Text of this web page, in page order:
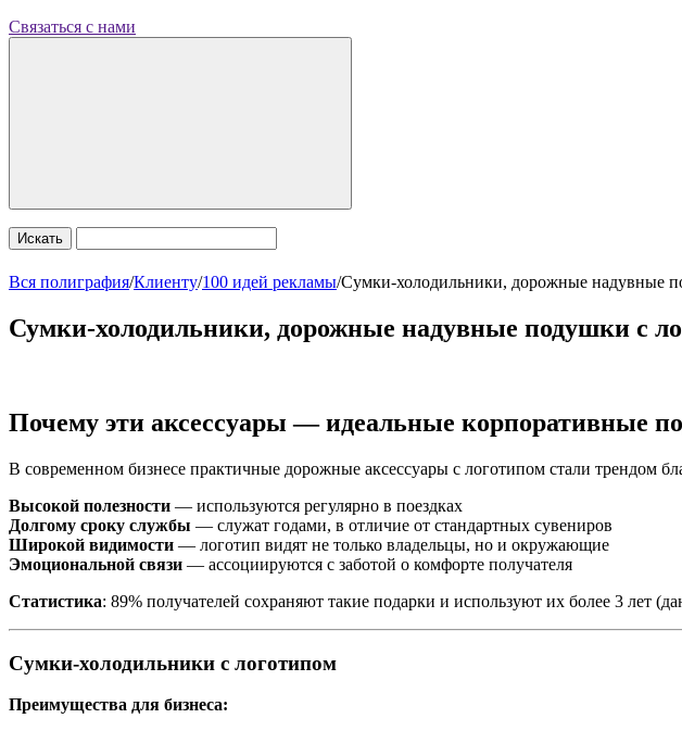
Связаться с нами
Искать
Вся полиграфия/Клиенту/100 идей рекламы/Сумки-холодильники, дорожные надувные
Сумки-холодильники, дорожные надувные подушки с
Почему эти аксессуары — идеальные корпоративные
В современном бизнесе практичные дорожные аксессуары с логотипом стали трендом
Высокой полезности — используются регулярно в поездках
Долгому сроку службы — служат годами, в отличие от стандартных сувениров
Широкой видимости — логотип видят не только владельцы, но и окружающие
Эмоциональной связи — ассоциируются с заботой о комфорте получателя
Статистика: 89% получателей сохраняют такие подарки и используют их более 3 лет
Сумки-холодильники с логотипом
Преимущества для бизнеса: